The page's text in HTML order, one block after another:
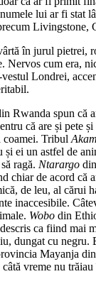
lui ar fi stat
Livingstone,
în jurul pietrei,
Nervos cum era,
Londrei,
Rwanda spun că
că are și pete
coamei. Tribul
ei un astfel de
ragă. Ntarargo
chiar de acord că
de leu, al cărui
inaccesibile.
Wobo din
ca fiind mai
dungat cu negru.
Mayanja
vreme nu